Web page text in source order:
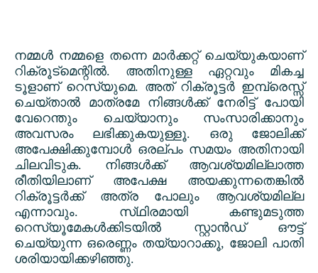
നമ്മൾ നമ്മളെ തന്നെ മാർക്കറ്റ് ചെയ്യുകയാണ്
റിക്രൂട്മെന്റിൽ. അതിനുള്ള ഏറ്റവും മികച്ച
ടൂളാണ് റെസ്യുമെ. അത് റിക്രൂട്ടർ ഇമ്പ്രെസ്സ്
ചെയ്താൽ മാത്രമേ നിങ്ങൾക്ക് നേരിട്ട് പോയി
വേറെന്തും ചെയ്യാനും സംസാരിക്കാനും
അവസരം ലഭിക്കുകയുള്ളൂ. ഒരു ജോലിക്ക്
അപേക്ഷിക്കുമ്പോൾ ഒരല്പം സമയം അതിനായി
ചിലവിടുക. നിങ്ങൾക്ക് ആവശ്യമില്ലാത്ത
രീതിയിലാണ് അപേക്ഷ അയക്കുന്നതെങ്കിൽ
റിക്രൂട്ടർക്ക് അത്ര പോലും ആവശ്യമില്ല
എന്നാവും. സ്‌ഥിരമായി കണ്ടുമടുത്ത
റെസ്യൂമേകൾക്കിടയിൽ സ്റ്റാൻഡ് ഔട്ട്
ചെയ്യുന്ന ഒരെണ്ണം തയ്യാറാക്കൂ, ജോലി പാതി
ശരിയായിക്കഴിഞ്ഞു.